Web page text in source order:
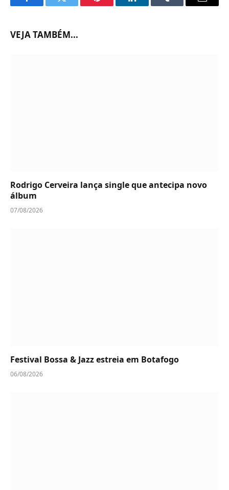
FacebookTwitter Pinterest LinkedInTumblr Email
VEJA TAMBÉM...
Rodrigo Cerveira lança single que antecipa novo
álbum
07/08/2026
Festival Bossa & Jazz estreia em Botafogo
06/08/2026